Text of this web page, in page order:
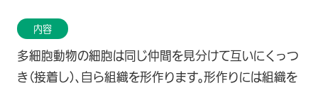
内容
多細胞動物の細胞は同じ仲間を見分けて互いにくっつ
き（接着し）、自ら組織を形作ります。形作りには組織を